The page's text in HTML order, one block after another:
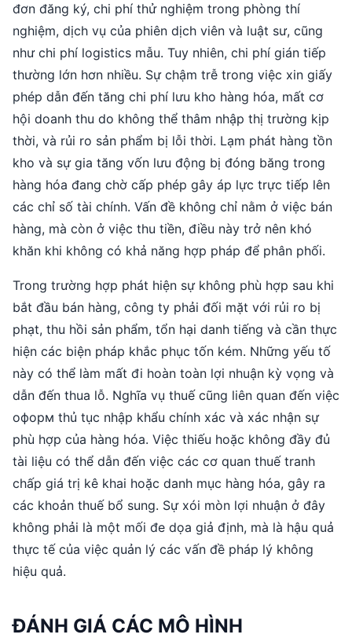
đơn đăng ký, chi phí thử nghiệm trong phòng thí
nghiệm, dịch vụ của phiên dịch viên và luật sư, cũng
như chi phí logistics mẫu. Tuy nhiên, chi phí gián tiếp
thường lớn hơn nhiều. Sự chậm trễ trong việc xin giấy
phép dẫn đến tăng chi phí lưu kho hàng hóa, mất cơ
hội doanh thu do không thể thâm nhập thị trường kịp
thời, và rủi ro sản phẩm bị lỗi thời. Lạm phát hàng tồn
kho và sự gia tăng vốn lưu động bị đóng băng trong
hàng hóa đang chờ cấp phép gây áp lực trực tiếp lên
các chỉ số tài chính. Vấn đề không chỉ nằm ở việc bán
hàng, mà còn ở việc thu tiền, điều này trở nên khó
khăn khi không có khả năng hợp pháp để phân phối.
Trong trường hợp phát hiện sự không phù hợp sau khi
bắt đầu bán hàng, công ty phải đối mặt với rủi ro bị
phạt, thu hồi sản phẩm, tổn hại danh tiếng và cần thực
hiện các biện pháp khắc phục tốn kém. Những yếu tố
này có thể làm mất đi hoàn toàn lợi nhuận kỳ vọng và
dẫn đến thua lỗ. Nghĩa vụ thuế cũng liên quan đến việc
оформ thủ tục nhập khẩu chính xác và xác nhận sự
phù hợp của hàng hóa. Việc thiếu hoặc không đầy đủ
tài liệu có thể dẫn đến việc các cơ quan thuế tranh
chấp giá trị kê khai hoặc danh mục hàng hóa, gây ra
các khoản thuế bổ sung. Sự xói mòn lợi nhuận ở đây
không phải là một mối đe dọa giả định, mà là hậu quả
thực tế của việc quản lý các vấn đề pháp lý không
hiệu quả.
ĐÁNH GIÁ CÁC MÔ HÌNH